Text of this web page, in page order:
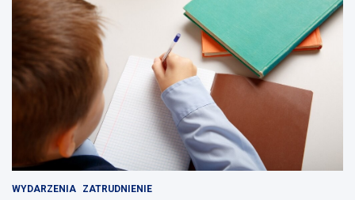
c
n
WYDARZENIA ZATRUDNIENIE